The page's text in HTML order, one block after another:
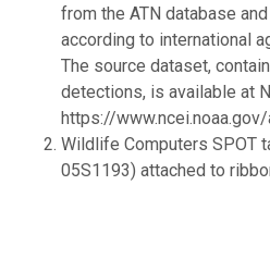
from the ATN database
according to international
The source dataset,
detections, is available at
https://
Wildlife Computers SPOT
05S1193) attached to